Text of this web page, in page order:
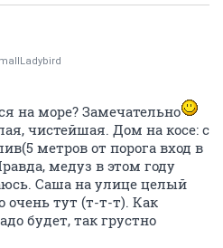
на море? Замечательно
чистейшая. Дом на косе: с
метров от порога вход в
медуз в этом году
Саша на улице целый
очень тут (т-т-т). Как
будет, так грустно